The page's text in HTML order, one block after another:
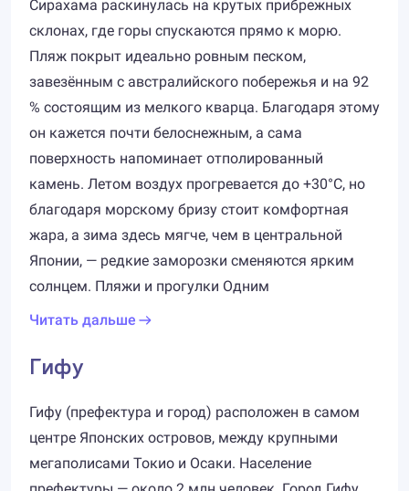
Сирахама раскинулась на крутых прибрежных
склонах, где горы спускаются прямо к морю.
Пляж покрыт идеально ровным песком,
завезённым с австралийского побережья и на 92
% состоящим из мелкого кварца. Благодаря этому
он кажется почти белоснежным, а сама
поверхность напоминает отполированный
камень. Летом воздух прогревается до +30°C, но
благодаря морскому бризу стоит комфортная
жара, а зима здесь мягче, чем в центральной
Японии, — редкие заморозки сменяются ярким
солнцем. Пляжи и прогулки Одним
Читать дальше
Гифу
Гифу (префектура и город) расположен в самом
центре Японских островов, между крупными
мегаполисами Токио и Осаки. Население